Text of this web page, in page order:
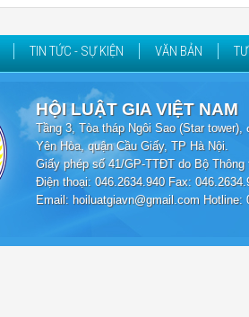
TIN TỨC - SỰ KIỆN VĂN BẢN
HỘI LUẬT GIA VIỆT NAM
Tầng 3, Tòa tháp Ngôi Sao (Star
Yên Hòa, quận Cầu Giấy, TP Hà Nội.
Giấy phép số 41/GP-TTĐT do Bộ
Điện thoại: 046.2634.940 Fax:
Email: hoiluatgiavn@gmail.com Hotline: